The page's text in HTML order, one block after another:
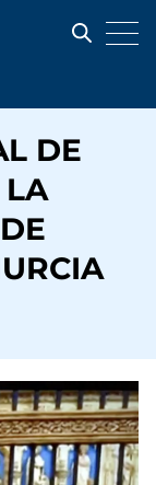
DE
LA